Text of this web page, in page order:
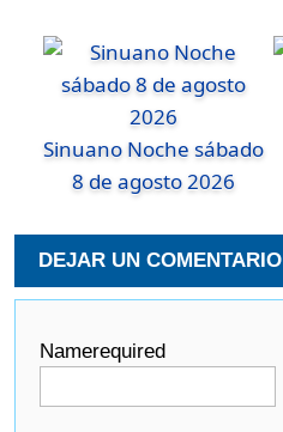
Sinuano Noche sábado
8 de agosto 2026
DEJAR UN COMENTARIO
Namerequired